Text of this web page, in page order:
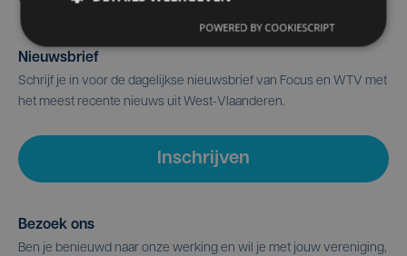
Nieuwsbrief
Schrijf je in voor de dagelijkse nieuwsbrief van Focus en WTV met
het meest recente nieuws uit West-Vlaanderen.
Inschrijven
Bezoek ons
Ben je benieuwd naar onze werking en wil je met jouw vereniging,
POWERED BY COOKIESCRIPT